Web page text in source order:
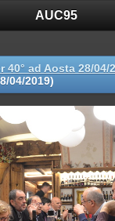
AUC95
40° ad Aosta 28/04/
04/2019)